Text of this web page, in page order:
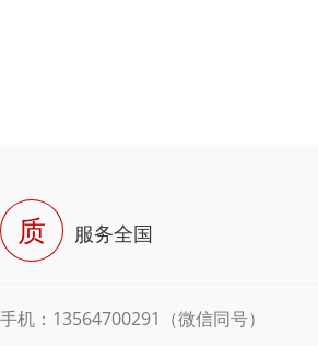
质 服务全国
手机：13564700291（微信同号）